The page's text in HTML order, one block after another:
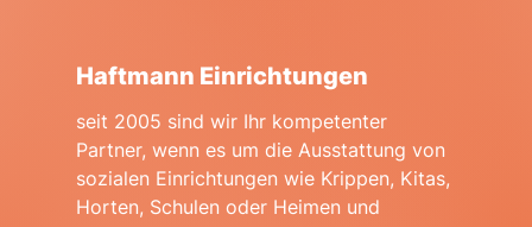
Haftmann Einrichtungen
seit 2005 sind wir Ihr kompetenter
Partner, wenn es um die Ausstattung von
sozialen Einrichtungen wie Krippen, Kitas,
Horten, Schulen oder Heimen und